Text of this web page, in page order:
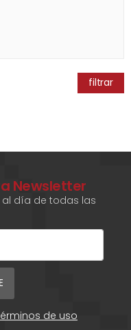
filtrar
Newsletter
día de todas las
de uso